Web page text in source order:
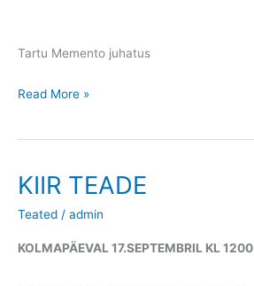
Tartu Memento juhatus
Teade
Read More »
KIIR TEADE
Teated / admin
KOLMAPÄEVAL 17.SEPTEMBRIL KL 1200